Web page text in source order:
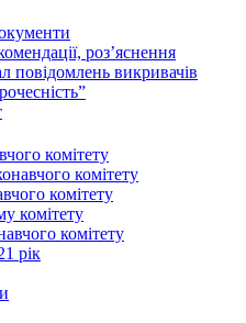
роз’яснення
повідомлень викривачів
комітету
комітету
комітету
комітету
комітету
рік